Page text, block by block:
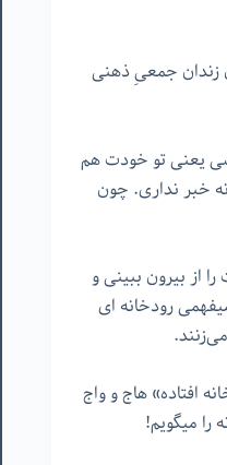
زندان جمعیِ ذهنی
یعنی تو خودت هم
خبر نداری. چون
از بیرون ببینی و
رودخانه ای
افتاده» هاج و واج
را میگویم!